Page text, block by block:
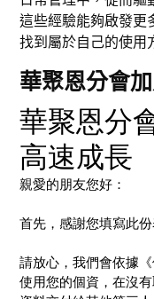
這些經驗能夠啟發更
找到屬於自己的使用
華聚恩分會